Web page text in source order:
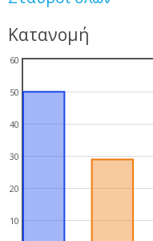
Κατανομή
10
20
30
40
50
60